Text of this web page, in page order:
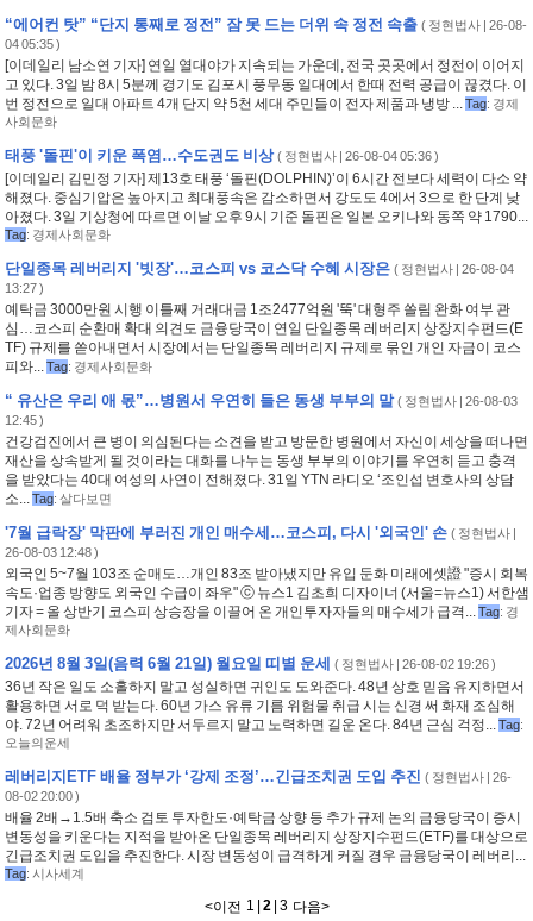
“에어컨 탓” “단지 통째로 정전” 잠 못 드는 더위 속 정전 속출 ( 정현법사| 26-08-
04 05:35 )
[이데일리 남소연 기자] 연일 열대야가 지속되는 가운데, 전국 곳곳에서 정전이 이어지
고 있다. 3일 밤 8시 5분께 경기도 김포시 풍무동 일대에서 한때 전력 공급이 끊겼다. 이
번 정전으로 일대 아파트 4개 단지 약 5천 세대 주민들이 전자 제품과 냉방 ...Tag: 경제
사회문화
태풍 '돌핀'이 키운 폭염…수도권도 비상 ( 정현법사| 26-08-04 05:36 )
[이데일리 김민정 기자] 제13호 태풍 ‘돌핀(DOLPHIN)’이 6시간 전보다 세력이 다소 약
해졌다. 중심기압은 높아지고 최대풍속은 감소하면서 강도도 4에서 3으로 한 단계 낮
아졌다. 3일 기상청에 따르면 이날 오후 9시 기준 돌핀은 일본 오키나와 동쪽 약 1790...
Tag: 경제사회문화
단일종목 레버리지 '빗장'…코스피 vs 코스닥 수혜 시장은 ( 정현법사| 26-08-04
13:27 )
예탁금 3000만원 시행 이틀째 거래대금 1조2477억원 '뚝' 대형주 쏠림 완화 여부 관
심…코스피 순환매 확대 의견도 금융당국이 연일 단일종목 레버리지 상장지수펀드(E
TF) 규제를 쏟아내면서 시장에서는 단일종목 레버리지 규제로 묶인 개인 자금이 코스
피와...Tag: 경제사회문화
“ 유산은 우리 애 몫”…병원서 우연히 들은 동생 부부의 말 ( 정현법사| 26-08-03
12:45 )
건강검진에서 큰 병이 의심된다는 소견을 받고 방문한 병원에서 자신이 세상을 떠나면
재산을 상속받게 될 것이라는 대화를 나누는 동생 부부의 이야기를 우연히 듣고 충격
을 받았다는 40대 여성의 사연이 전해졌다. 31일 YTN 라디오 ‘조인섭 변호사의 상담
소...Tag: 살다보면
'7월 급락장' 막판에 부러진 개인 매수세…코스피, 다시 '외국인' 손 ( 정현법사|
26-08-03 12:48 )
외국인 5~7월 103조 순매도…개인 83조 받아냈지만 유입 둔화 미래에셋證 "증시 회복
속도·업종 방향도 외국인 수급이 좌우" ⓒ 뉴스1 김초희 디자이너 (서울=뉴스1) 서한샘
기자 = 올 상반기 코스피 상승장을 이끌어 온 개인투자자들의 매수세가 급격...Tag: 경
제사회문화
2026년 8월 3일(음력 6월 21일) 월요일 띠별 운세 ( 정현법사| 26-08-02 19:26 )
36년 작은 일도 소홀하지 말고 성실하면 귀인도 도와준다. 48년 상호 믿음 유지하면서
활용하면 서로 덕 받는다. 60년 가스 유류 기름 위험물 취급 시는 신경 써 화재 조심해
야. 72년 어려워 초조하지만 서두르지 말고 노력하면 길운 온다. 84년 근심 걱정...Tag:
오늘의운세
레버리지ETF 배율 정부가 ‘강제 조정’…긴급조치권 도입 추진 ( 정현법사| 26-
08-02 20:00 )
배율 2배→1.5배 축소 검토 투자한도·예탁금 상향 등 추가 규제 논의 금융당국이 증시
변동성을 키운다는 지적을 받아온 단일종목 레버리지 상장지수펀드(ETF)를 대상으로
긴급조치권 도입을 추진한다. 시장 변동성이 급격하게 커질 경우 금융당국이 레버리...
Tag: 시사세계
<이전 1 2| 3 다음>